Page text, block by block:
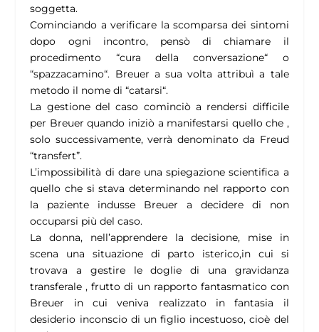
soggetta.
Cominciando a verificare la scomparsa dei sintomi
dopo ogni incontro, pensò di chiamare il
procedimento “cura della conversazione“ o
“spazzacamino“. Breuer a sua volta attribuì a tale
metodo il nome di “catarsi“.
La gestione del caso cominciò a rendersi difficile
per Breuer quando iniziò a manifestarsi quello che ,
solo successivamente, verrà denominato da Freud
“transfert”.
L’impossibilità di dare una spiegazione scientifica a
quello che si stava determinando nel rapporto con
la paziente indusse Breuer a decidere di non
occuparsi più del caso.
La donna, nell’apprendere la decisione, mise in
scena una situazione di parto isterico,in cui si
trovava a gestire le doglie di una gravidanza
transferale , frutto di un rapporto fantasmatico con
Breuer in cui veniva realizzato in fantasia il
desiderio inconscio di un figlio incestuoso, cioè del